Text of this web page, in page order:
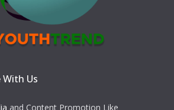
Us
and Content Promotion Like